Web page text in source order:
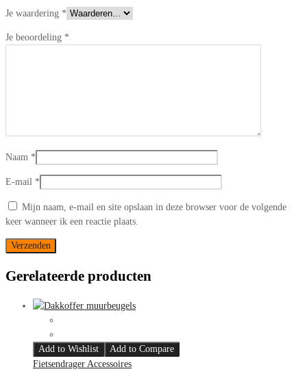
Je waardering *
Je beoordeling *
Naam *
E-mail *
Mijn naam, e-mail en site opslaan in deze browser voor de volgende
keer wanneer ik een reactie plaats.
Gerelateerde producten
Add to Wishlist
Add to Compare
Fietsendrager Accessoires